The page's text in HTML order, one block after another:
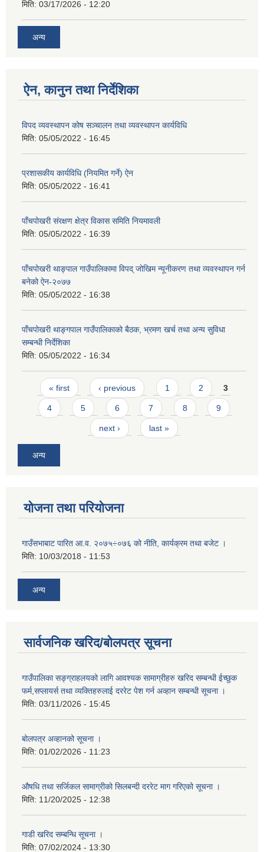
मिति: 03/17/2026 - 12:20
अन्य
ऐन, कानुन तथा निर्देशिका
विपद व्यवस्थापन कोष सञ्चालन तथा व्यवस्थापन कार्यविधि
मिति: 05/05/2022 - 16:45
प्रशासकीय कार्यविधि (नियमित गर्ने) ऐन
मिति: 05/05/2022 - 16:41
पाँचपोखरी संरक्षण क्षेत्र विकास समिति नियमावली
मिति: 05/05/2022 - 16:39
पाँचपोखरी थाङ्पाल गाउँपालिकामा विपद् जोखिम न्यूनीकरण तथा व्यवस्थापन गर्न
बनेको ऐन-२०७७
मिति: 05/05/2022 - 16:38
पाँचपोखरी थाङ्गपाल गाउँपालिकाको बैठक, भ्रमण खर्च तथा अन्य सुविधा
सम्बन्धी निर्देशिका
मिति: 05/05/2022 - 16:34
Pages
« first ‹ previous 1 2 3
4 5 6 7 8 9
next › last »
अन्य
योजना तथा परियोजना
गाउँसभाबाट पारित आ.व. २०७५÷०७६ को नीति, कार्यक्रम तथा बजेट ।
मिति: 10/03/2018 - 11:53
अन्य
सार्वजनिक खरिद/बोलपत्र सूचना
गाउँपालिका सङ्ग्राहलयको लागि आवश्यक सामाग्रीहरु खरिद सम्बन्धी ईच्छुक
फर्म,सप्लायर्स तथा व्यक्तिहरुलाई दररेट पेश गर्न अव्हान सम्बन्धी सूचना ।
मिति: 03/11/2026 - 15:45
बोलपत्र अव्हानको सूचना ।
मिति: 01/02/2026 - 11:23
औषधि तथा सर्जिकल सामाग्रीको सिलबन्दी दररेट माग गरिएको सूचना ।
मिति: 11/20/2025 - 12:38
गाडी खरिद सम्बन्धि सूचना ।
मिति: 07/02/2024 - 13:30